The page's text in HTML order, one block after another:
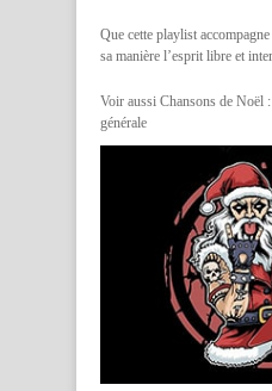
Que cette playlist
sa manière l’esprit libre et
Voir aussi Chansons de Noël
générale